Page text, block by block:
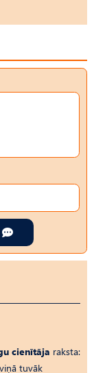
cienītāja raksta:
tuvāk